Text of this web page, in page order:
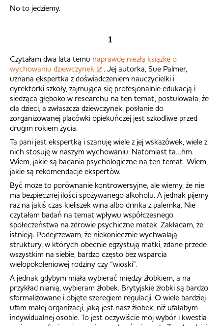
No to jedziemy.
1
Czytałam dwa lata temu naprawdę niezłą książkę o
wychowaniu dziewczynek
. Jej autorka, Sue Palmer,
uznana ekspertka z doświadczeniem nauczycielki i
dyrektorki szkoły, zajmująca się profesjonalnie edukacją i
siedząca głęboko w researchu na ten temat, postulowała, że
dla dzieci, a zwłaszcza dziewczynek, posłanie do
zorganizowanej placówki opiekuńczej jest szkodliwe przed
drugim rokiem życia.
Ta pani jest ekspertką i szanuję wiele z jej wskazówek, wiele z
nich stosuję w naszym wychowaniu. Natomiast ta…hm.
Wiem, jakie są badania psychologiczne na ten temat. Wiem,
jakie są rekomendacje ekspertów.
Być może to porównanie kontrowersyjne, ale wiemy, że nie
ma bezpiecznej ilości spożywanego alkoholu. A jednak pijemy
raz na jakiś czas kieliszek wina albo drinka z palemką. Nie
czytałam badań na temat wpływu współczesnego
społeczeństwa na zdrowie psychiczne matek. Zakładam, że
istnieją. Podejrzewam, że niekoniecznie wychwalają
struktury, w których obecnie egzystują matki, zdane przede
wszystkim na siebie, bardzo często bez wsparcia
wielopokoleniowej rodziny czy “wioski”.
A jednak gdybym miała wybierać między żłobkiem, a na
przykład nianią, wybieram żłobek. Brytyjskie żłobki są bardzo
sformalizowane i objęte szeregiem regulacji. O wiele bardziej
ufam małej organizacji, jaką jest nasz żłobek, niż ufałabym
indywidualnej osobie. To jest oczywiście mój wybór i kwestia